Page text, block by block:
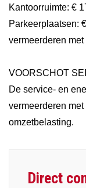
Kantoorruimte: €
Parkeerplaatsen:
vermeerderen met
VOORSCHOT
De service- en
vermeerderen
omzetbelasting.
Direct